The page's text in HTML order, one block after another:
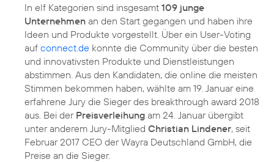
In elf Kategorien sind insgesamt 109 junge
Unternehmen an den Start gegangen und haben ihre
Ideen und Produkte vorgestellt. Über ein User-Voting
auf connect.de konnte die Community über die besten
und innovativsten Produkte und Dienstleistungen
abstimmen. Aus den Kandidaten, die online die meisten
Stimmen bekommen haben, wählte am 19. Januar eine
erfahrene Jury die Sieger des breakthrough award 2018
aus. Bei der Preisverleihung am 24. Januar übergibt
unter anderem Jury-Mitglied Christian Lindener, seit
Februar 2017 CEO der Wayra Deutschland GmbH, die
Preise an die Sieger.